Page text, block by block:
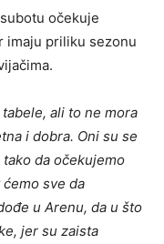
očekuje
imaju priliku sezonu
ali to ne mora
i dobra. Oni su se
da očekujemo
sve da
u Arenu, da u što
jer su zaista